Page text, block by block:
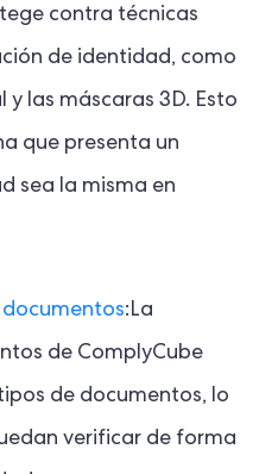
contra técnicas
de identidad, como
las máscaras 3D. Esto
que presenta un
sea la misma en
:La
de ComplyCube
de documentos, lo
verificar de forma